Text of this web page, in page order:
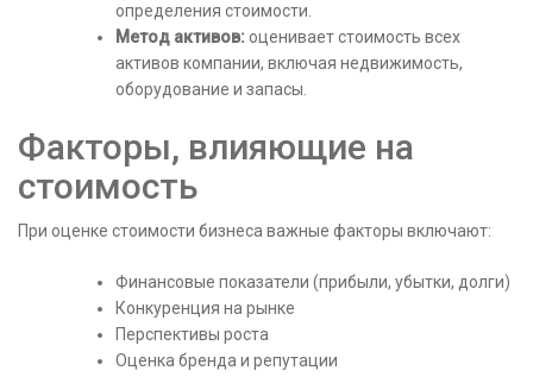
определения стоимости.
Метод активов: оценивает стоимость всех
активов компании, включая недвижимость,
оборудование и запасы.
Факторы, влияющие на
стоимость
При оценке стоимости бизнеса важные факторы включают:
Финансовые показатели (прибыли, убытки, долги)
Конкуренция на рынке
Перспективы роста
Оценка бренда и репутации